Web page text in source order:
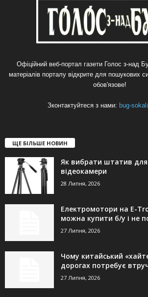
Офіційний веб-портал газети Голос з-над
матеріалів порталу відкрите для пошукових
обов'язове!
Зконтактуйтеся з нами: bug-
ЩЕ БІЛЬШЕ НОВИН
Як вибрати штатив
відеокамери
28 Липня, 2026
Електромотори на E-
можна купити б/у і не
27 Липня, 2026
Чому китайський
дорогах потребує
27 Липня, 2026